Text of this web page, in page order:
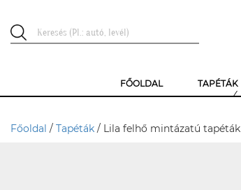
FŐOLDAL TAPÉTÁK
Főoldal / Tapéták / Lila felhő mintázatú tapéták